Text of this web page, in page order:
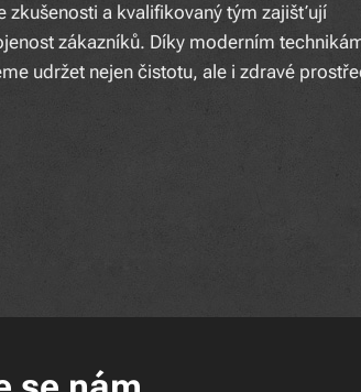
zkušenosti a kvalifikovaný tým zajišťují
zákazníků. Díky moderním
udržet nejen čistotu, ale i zdravé